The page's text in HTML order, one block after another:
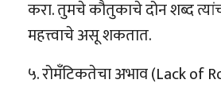
करा. तुमचे कौतुकाचे दोन शब्द
महत्त्वाचे असू शकतात.
५. रोमँटिकतेचा अभाव (Lack of